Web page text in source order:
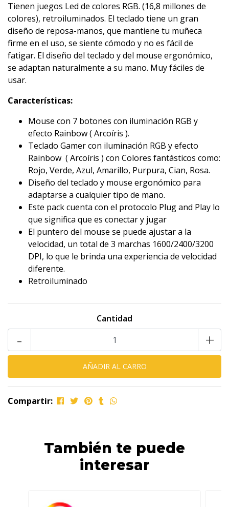
Tienen juegos Led de colores RGB. (16,8 millones de
colores), retroiluminados. El teclado tiene un gran
diseño de reposa-manos, que mantiene tu muñeca
firme en el uso, se siente cómodo y no es fácil de
fatigar. El diseño del teclado y del mouse ergonómico,
se adaptan naturalmente a su mano. Muy fáciles de
usar.
Características:
Mouse con 7 botones con iluminación RGB y
efecto Rainbow ( Arcoíris ).
Teclado Gamer con iluminación RGB y efecto
Rainbow ( Arcoíris ) con Colores fantásticos como:
Rojo, Verde, Azul, Amarillo, Purpura, Cian, Rosa.
Diseño del teclado y mouse ergonómico para
adaptarse a cualquier tipo de mano.
Este pack cuenta con el protocolo Plug and Play lo
que significa que es conectar y jugar
El puntero del mouse se puede ajustar a la
velocidad, un total de 3 marchas 1600/2400/3200
DPI, lo que le brinda una experiencia de velocidad
diferente.
Retroiluminado
Cantidad
+
-
Compartir:
También te puede
interesar